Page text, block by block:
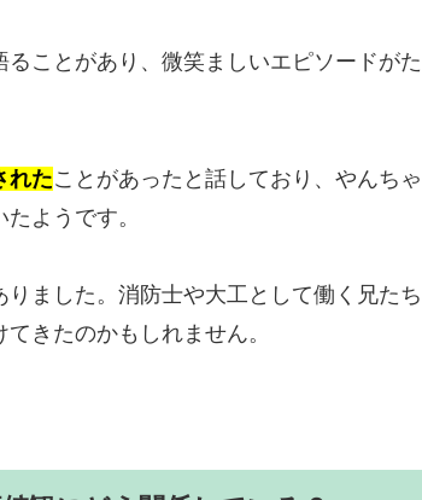
ことがあり、微笑ましいエピソードがた
れたことがあったと話しており、やんちゃ
ようです。
りました。消防士や大工として働く兄たち
きたのかもしれません。